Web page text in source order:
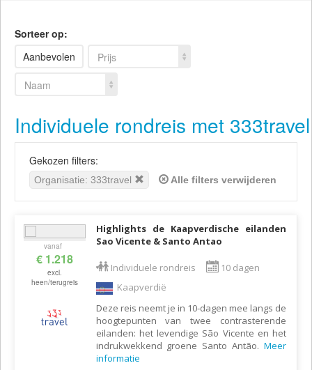
Sorteer op:
Aanbevolen
Prijs
Naam
Individuele rondreis met 333travel
Gekozen filters:
Organisatie: 333travel Alle filters verwijderen
vanaf
€ 1.218
excl.
heen/terugreis
Highlights de Kaapverdische eilanden
Sao Vicente & Santo Antao
Individuele rondreis
10 dagen
Kaapverdië
Deze reis neemt je in 10-dagen mee langs de
hoogtepunten van twee contrasterende
eilanden: het levendige São Vicente en het
indrukwekkend groene Santo Antão. Meer
informatie